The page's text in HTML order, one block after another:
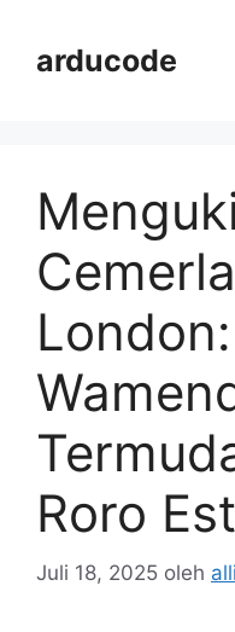
arducode
Roro
Juli 18, 2025 oleh